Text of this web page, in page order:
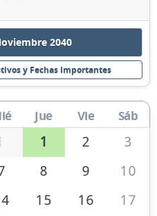
2040
y Fechas Importantes
Jue Vie Sáb
1 2
3
8 9
10
15 16
17